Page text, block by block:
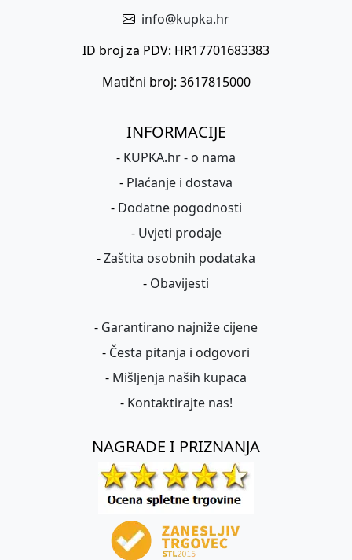
info@kupka.hr
ID broj za PDV: HR17701683383
Matični broj: 3617815000
INFORMACIJE
- KUPKA.hr - o nama
- Plaćanje i dostava
- Dodatne pogodnosti
- Uvjeti prodaje
-Zaštita osobnih podataka
- Obavijesti
- Garantirano najniže cijene
- Česta pitanja i odgovori
- Mišljenja naših kupaca
- Kontaktirajte nas!
NAGRADE I PRIZNANJA